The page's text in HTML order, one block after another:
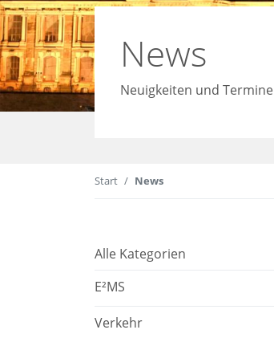
News
Neuigkeiten und Termine
Start News
Alle Kategorien
E²MS
Verkehr